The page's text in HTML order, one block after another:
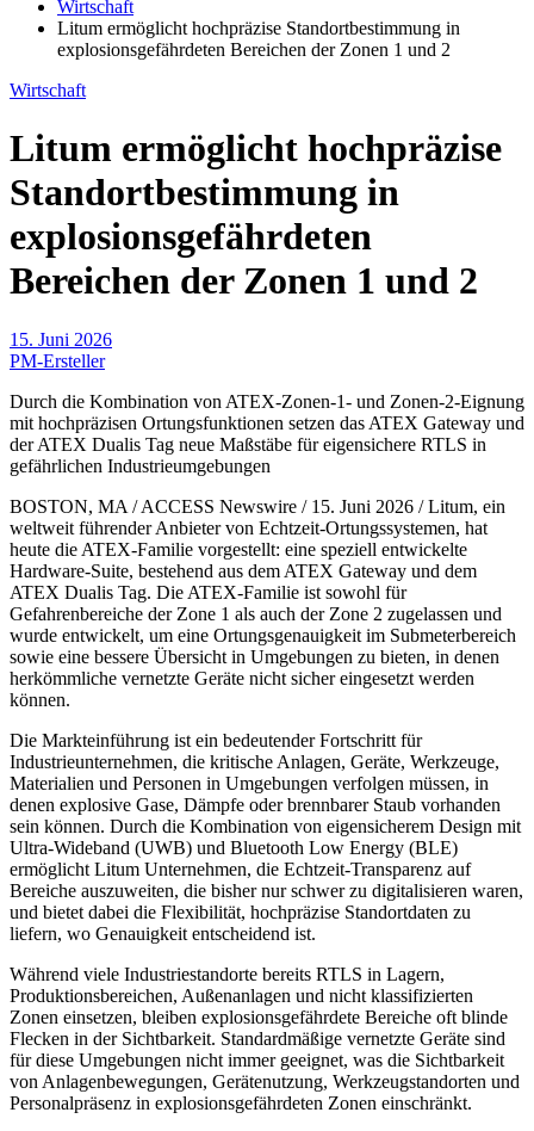
Wirtschaft
Litum ermöglicht hochpräzise Standortbestimmung in
explosionsgefährdeten Bereichen der Zonen 1 und 2
Wirtschaft
Litum ermöglicht hochpräzise
Standortbestimmung in
explosionsgefährdeten
Bereichen der Zonen 1 und 2
15. Juni 2026
PM-Ersteller
Durch die Kombination von ATEX-Zonen-1- und Zonen-2-Eignung
mit hochpräzisen Ortungsfunktionen setzen das ATEX Gateway und
der ATEX Dualis Tag neue Maßstäbe für eigensichere RTLS in
gefährlichen Industrieumgebungen
BOSTON, MA / ACCESS Newswire / 15. Juni 2026 / Litum, ein
weltweit führender Anbieter von Echtzeit-Ortungssystemen, hat
heute die ATEX-Familie vorgestellt: eine speziell entwickelte
Hardware-Suite, bestehend aus dem ATEX Gateway und dem
ATEX Dualis Tag. Die ATEX-Familie ist sowohl für
Gefahrenbereiche der Zone 1 als auch der Zone 2 zugelassen und
wurde entwickelt, um eine Ortungsgenauigkeit im Submeterbereich
sowie eine bessere Übersicht in Umgebungen zu bieten, in denen
herkömmliche vernetzte Geräte nicht sicher eingesetzt werden
können.
Die Markteinführung ist ein bedeutender Fortschritt für
Industrieunternehmen, die kritische Anlagen, Geräte, Werkzeuge,
Materialien und Personen in Umgebungen verfolgen müssen, in
denen explosive Gase, Dämpfe oder brennbarer Staub vorhanden
sein können. Durch die Kombination von eigensicherem Design mit
Ultra-Wideband (UWB) und Bluetooth Low Energy (BLE)
ermöglicht Litum Unternehmen, die Echtzeit-Transparenz auf
Bereiche auszuweiten, die bisher nur schwer zu digitalisieren waren,
und bietet dabei die Flexibilität, hochpräzise Standortdaten zu
liefern, wo Genauigkeit entscheidend ist.
Während viele Industriestandorte bereits RTLS in Lagern,
Produktionsbereichen, Außenanlagen und nicht klassifizierten
Zonen einsetzen, bleiben explosionsgefährdete Bereiche oft blinde
Flecken in der Sichtbarkeit. Standardmäßige vernetzte Geräte sind
für diese Umgebungen nicht immer geeignet, was die Sichtbarkeit
von Anlagenbewegungen, Gerätenutzung, Werkzeugstandorten und
Personalpräsenz in explosionsgefährdeten Zonen einschränkt.